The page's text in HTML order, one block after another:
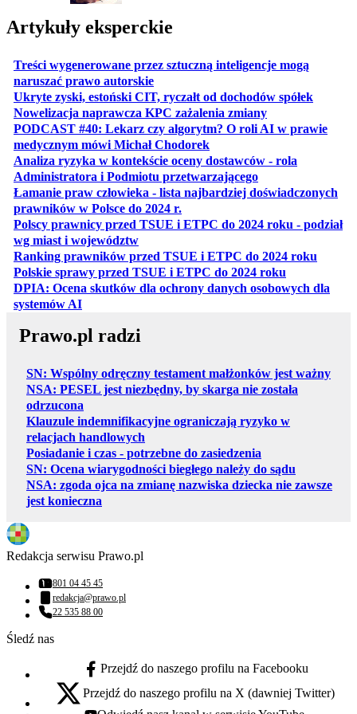
Artykuły eksperckie
Treści wygenerowane przez sztuczną inteligencje mogą
naruszać prawo autorskieotwiera się w nowej karcie
Ukryte zyski, estoński CIT, ryczałt od dochodów spółekotwiera
Nowelizacja naprawcza KPC zażalenia zmianyotwiera się w
PODCAST #40: Lekarz czy algorytm? O roli AI w prawie
medycznym mówi Michał Chodorekotwiera się w nowej karcie
Analiza ryzyka w kontekście oceny dostawców - rola
Administratora i Podmiotu przetwarzającegootwiera się w
Łamanie praw człowieka - lista najbardziej doświadczonych
prawników w Polsce do 2024 r.
Polscy prawnicy przed TSUE i ETPC do 2024 roku - podział
wg miast i województwotwiera się w nowej karcie
Ranking prawników przed TSUE i ETPC do 2024 roku
Polskie sprawy przed TSUE i ETPC do 2024 roku
DPIA: Ocena skutków dla ochrony danych osobowych dla
systemów AIotwiera się w nowej karcie
Prawo.pl radzi
SN: Wspólny odręczny testament małżonków jest ważny
NSA: PESEL jest niezbędny, by skarga nie została
odrzucona
Klauzule indemnifikacyjne ograniczają ryzyko w
relacjach handlowych
Posiadanie i czas - potrzebne do zasiedzenia
SN: Ocena wiarygodności biegłego należy do sądu
NSA: zgoda ojca na zmianę nazwiska dziecka nie zawsze
jest konieczna
Redakcja serwisu Prawo.pl
Numer telefonu:
801 04 45 45
Adres email:
redakcja@prawo.pl
Numer telefonu:
22 535 88 00
Śledź nas
facebook - otwiera się w nowej karcie
Przejdź do naszego profilu na Facebooku
x - otwiera się w nowej karcie
Przejdź do naszego profilu na X (dawniej Twitter)